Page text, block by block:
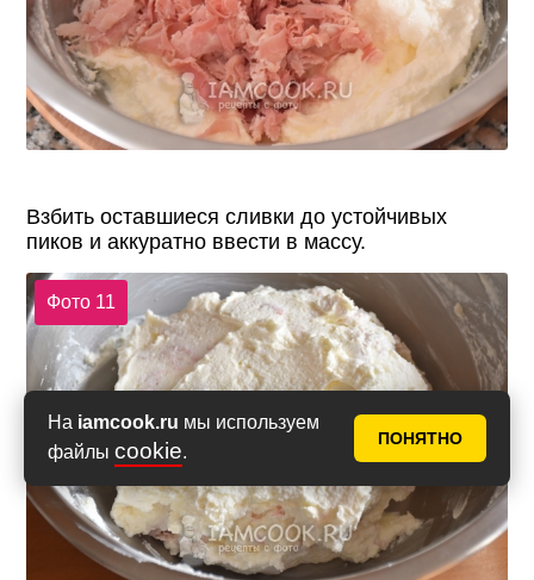
На iamcook.ru мы используем
файлы cookie.
ПОНЯТНО
Взбить оставшиеся сливки до устойчивых
пиков и аккуратно ввести в массу.
Фото 11